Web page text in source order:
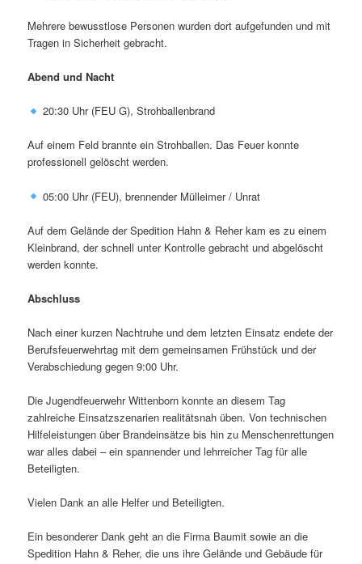
Mehrere bewusstlose Personen wurden dort aufgefunden und mit
Tragen in Sicherheit gebracht.
Abend und Nacht
20:30 Uhr (FEU G), Strohballenbrand
Auf einem Feld brannte ein Strohballen. Das Feuer konnte
professionell gelöscht werden.
05:00 Uhr (FEU), brennender Mülleimer / Unrat
Auf dem Gelände der Spedition Hahn & Reher kam es zu einem
Kleinbrand, der schnell unter Kontrolle gebracht und abgelöscht
werden konnte.
Abschluss
Nach einer kurzen Nachtruhe und dem letzten Einsatz endete der
Berufsfeuerwehrtag mit dem gemeinsamen Frühstück und der
Verabschiedung gegen 9:00 Uhr.
Die Jugendfeuerwehr Wittenborn konnte an diesem Tag
zahlreiche Einsatzszenarien realitätsnah üben. Von technischen
Hilfeleistungen über Brandeinsätze bis hin zu Menschenrettungen
war alles dabei – ein spannender und lehrreicher Tag für alle
Beteiligten.
Vielen Dank an alle Helfer und Beteiligten.
Ein besonderer Dank geht an die Firma Baumit sowie an die
Spedition Hahn & Reher, die uns ihre Gelände und Gebäude für